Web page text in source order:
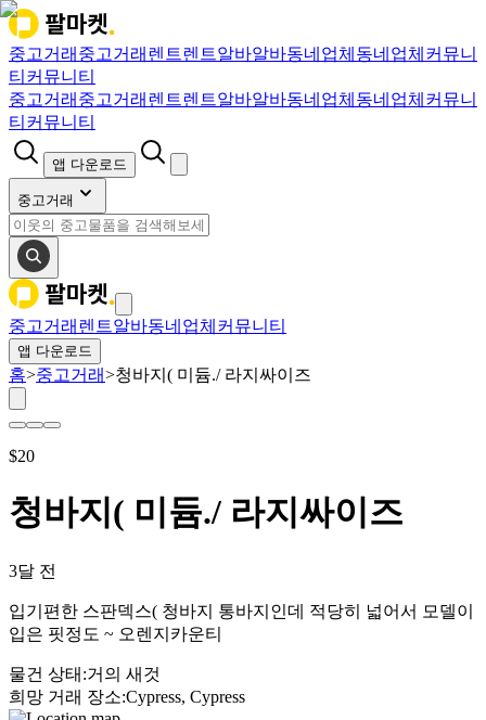
중고거래 중고거래 렌트렌트알바알바동네업체 동네업체 커뮤니
티 커뮤니티
중고거래 중고거래 렌트렌트알바알바동네업체 동네업체 커뮤니
티 커뮤니티
앱 다운로드
중고거래
중고거래 렌트알바동네업체 커뮤니티
앱 다운로드
홈>중고거래>청바지( 미듐./ 라지싸이즈
$20
청바지( 미듐./ 라지싸이즈
3달 전
입기편한 스판덱스( 청바지 통바지인데 적당히 넓어서 모델이
입은 핏정도 ~ 오렌지카운티
물건 상태 :거의 새것
희망 거래 장소:Cypress, Cypress